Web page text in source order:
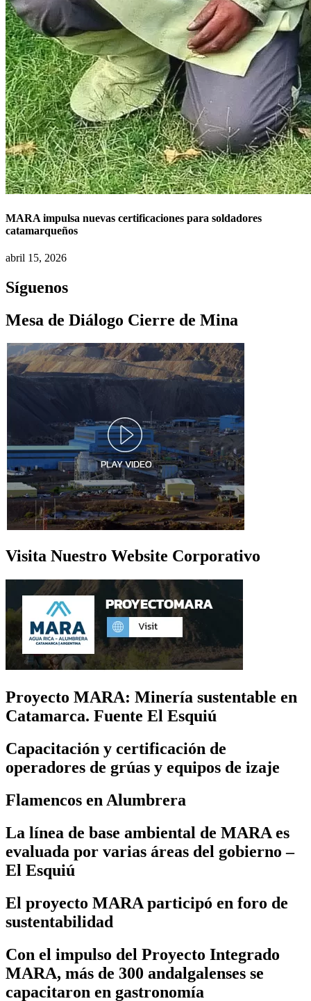
MARA impulsa nuevas certificaciones para soldadores
catamarqueños
abril 15, 2026
Síguenos
Mesa de Diálogo Cierre de Mina
Visita Nuestro Website Corporativo
Proyecto MARA: Minería sustentable en
Catamarca. Fuente El Esquiú
Capacitación y certificación de
operadores de grúas y equipos de izaje
Flamencos en Alumbrera
La línea de base ambiental de MARA es
evaluada por varias áreas del gobierno –
El Esquiú
El proyecto MARA participó en foro de
sustentabilidad
Con el impulso del Proyecto Integrado
MARA, más de 300 andalgalenses se
capacitaron en gastronomía